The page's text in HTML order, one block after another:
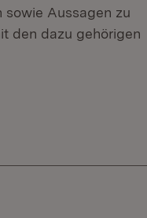
sowie Aussagen zu
den dazu gehörigen